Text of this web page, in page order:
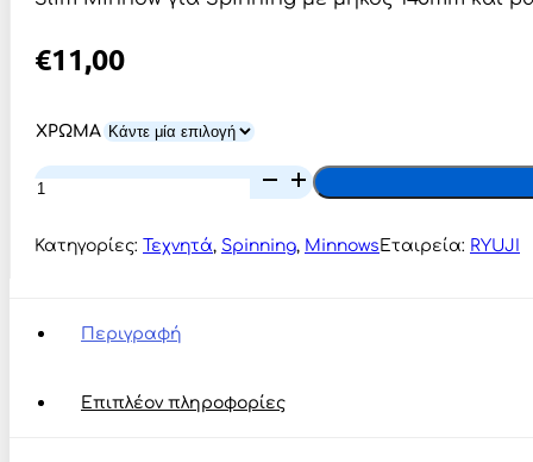
€11,00
ΧΡΩΜΑ
Ryuji
Garpen
ποσότητα
Κατηγορίες: Τεχνητά, Spinning, Minnows Εταιρεία: RYUJI
Περιγραφή
Επιπλέον πληροφορίες